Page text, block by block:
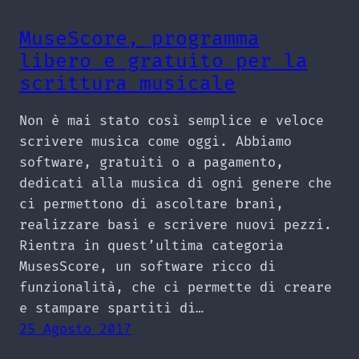
MuseScore, programma
libero e gratuito per la
scrittura musicale
Non è mai stato così semplice e veloce
scrivere musica come oggi. Abbiamo
software, gratuiti o a pagamento,
dedicati alla musica di ogni genere che
ci permettono di ascoltare brani,
realizzare basi e scrivere nuovi pezzi.
Rientra in quest’ultima categoria
MusesScore, un software ricco di
funzionalità, che ci permette di creare
e stampare spartiti di…
25 Agosto 2017